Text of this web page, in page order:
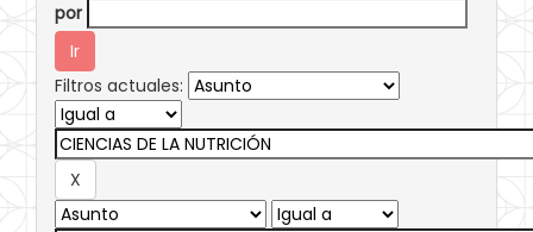
por
Filtros actuales: